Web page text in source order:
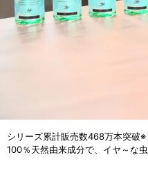
シリーズ累計販売数468万本突破※
100％天然由来成分で、イヤ～な